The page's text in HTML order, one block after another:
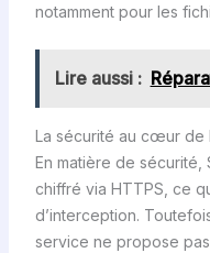
notamment pour les
Lire aussi :
La sécurité au cœur de
En matière de sécurité,
chiffré via HTTPS, ce
d’interception.
service ne propose